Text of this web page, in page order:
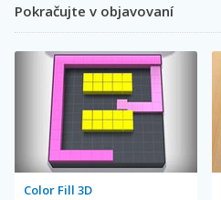
Pokračujte v objavovaní
Color Fill 3D